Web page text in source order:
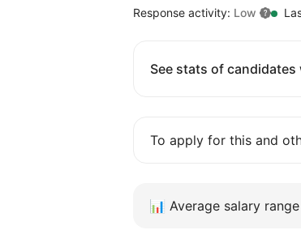
Response activity: Low
See stats of
To apply for this and
📊 Average salary